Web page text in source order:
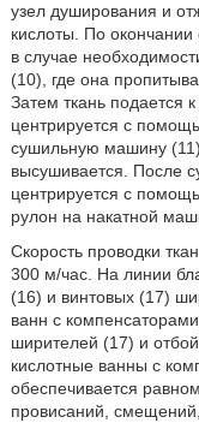
узел душирования и
кислоты. По
в случае
(10), где она
Затем ткань подается
центрируется с
сушильную машину
высушивается. После
центрируется с
рулон на накатной
Скорость проводки
300 м/час. На линии
(16) и винтовых (17)
ванн с
ширителей (17) и
кислотные ванны с
обеспечивается
провисаний,